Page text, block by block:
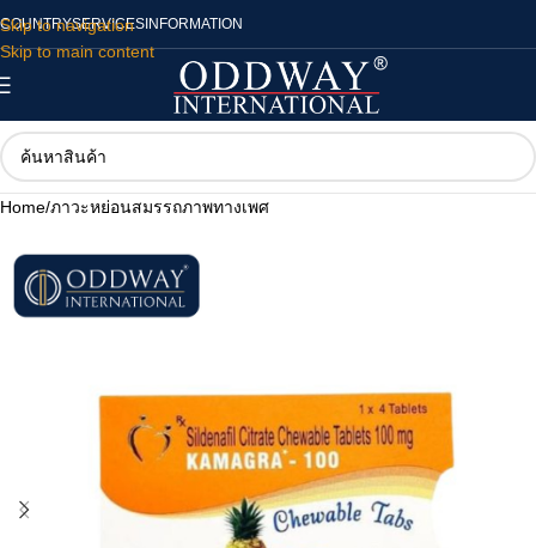
Skip to navigation
Skip to main content
COUNTRYSERVICES INFORMATION
Home/ภาวะหย่อนสมรรถภาพทางเพศ